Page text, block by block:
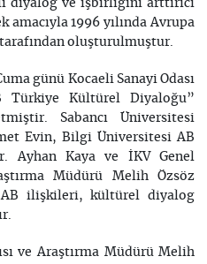
diyalog ve işbirliğini arttırıcı
1996 yılında Avrupa
oluşturulmuştur.
günü Kocaeli Sanayi Odası
Türkiye Kültürel Diyaloğu”
Sabancı Üniversitesi
Evin, Bilgi Üniversitesi AB
Ayhan Kaya ve İKV Genel
Müdürü Melih Özsöz
AB ilişkileri, kültürel diyalog
ve Araştırma Müdürü Melih